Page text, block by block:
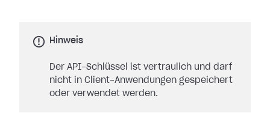
Hinweis
Der API-Schlüssel ist vertraulich und darf
nicht in Client-Anwendungen gespeichert
oder verwendet werden.